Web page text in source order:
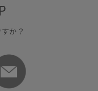
か？